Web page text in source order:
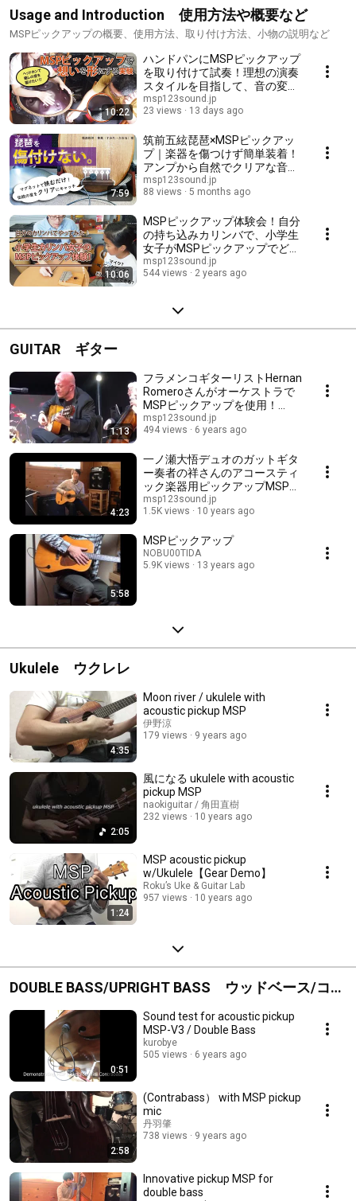
Usage and Introduction 使用方法や概要など
MSPピックアップの概要、使用方法、取り付け方法、小物の説明など
10:22
ハンドパンにMSPピックアップ
を取り付けて試奏！理想の演奏
スタイルを目指して、音の変化
とベストな取り付け位置を検証
msp123sound.jp
23 views
13 days ago
7:59
筑前五絃琵琶×MSPピックアッ
プ｜楽器を傷つけず簡単装着！
アンプから自然でクリアな音色
を出力！
msp123sound.jp
88 views
5 months ago
10:06
MSPピックアップ体験会！自分
の持ち込みカリンバで、小学生
女子がMSPピックアップでどん
なことができるのか、実践して
みました♪
msp123sound.jp
544 views
2 years ago
GUITAR ギター
1:13
フラメンコギターリストHernan
Romeroさんがオーケストラで
MSPピックアップを使用！
Hernan Romero, a flamenco
guitarist, using MSP pickup
msp123sound.jp
494 views
6 years ago
4:23
一ノ瀬大悟デュオのガットギタ
ー奏者の祥さんのアコースティ
ック楽器用ピックアップMSPを
使用した感想
msp123sound.jp
1.5K views
10 years ago
5:58
MSPピックアップ
NOBU00TIDA
5.9K views
13 years ago
Ukulele ウクレレ
4:35
Moon river / ukulele with
acoustic pickup MSP
伊野涼
179 views
9 years ago
2:05
風になる ukulele with acoustic
pickup MSP
naokiguitar / 角田直樹
232 views
10 years ago
1:24
MSP acoustic pickup
w/Ukulele【Gear Demo】
Roku’s Uke & Guitar Lab
957 views
10 years ago
DOUBLE BASS/UPRIGHT BASS ウッドベース/コン
トラバス
0:51
Sound test for acoustic pickup
MSP-V3 / Double Bass
kurobye
505 views
6 years ago
2:58
(Contrabass） with MSP pickup
mic
丹羽肇
738 views
9 years ago
Innovative pickup MSP for
double bass